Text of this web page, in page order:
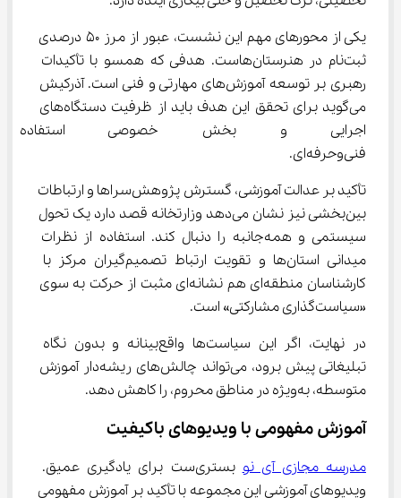
یکی از محورهای مهم این نشست، عبور از مرز ۵۰ درصدی
ثبت‌نام در هنرستان‌هاست. هدفی که همسو با تأکیدات
رهبری بر توسعه آموزش‌های مهارتی و فنی است. آذرکیش
می‌گوید برای تحقق این هدف باید از ظرفیت دستگاه‌های
اجرایی و بخش خصوصی
فنی‌وحرفه‌ای.
تأکید بر عدالت آموزشی، گسترش پژوهش‌سراها و ارتباطات
بین‌بخشی نیز نشان می‌دهد وزارتخانه قصد دارد یک تحول
سیستمی و همه‌جانبه را دنبال کند. استفاده از نظرات
میدانی استان‌ها و تقویت ارتباط تصمیم‌گیران مرکز با
کارشناسان منطقه‌ای هم نشانه‌ای مثبت از حرکت به سوی
«سیاست‌گذاری مشارکتی» است.
در نهایت، اگر این سیاست‌ها واقع‌بینانه و بدون نگاه
تبلیغاتی پیش برود، می‌تواند چالش‌های ریشه‌دار آموزش
متوسطه، به‌ویژه در مناطق محروم، را کاهش دهد.
آموزش مفهومی با ویدیوهای باکیفیت
مدرسه مجازی آی نو
بستری‌ست برای یادگیری عمیق.
ویدیوهای آموزشی این مجموعه با تأکید بر آموزش مفهومی